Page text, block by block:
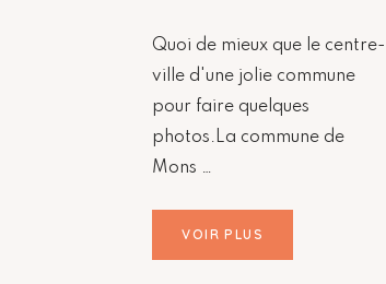
Quoi de mieux que le centre-
ville d'une jolie commune
pour faire quelques
photos.La commune de
Mons …
VOIR PLUS